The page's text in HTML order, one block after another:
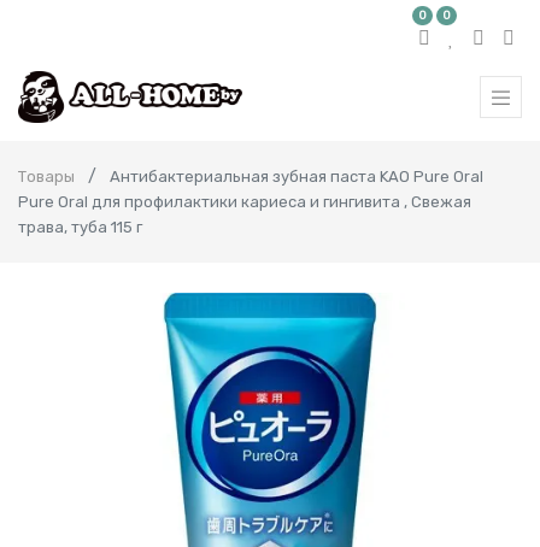
0 0
Товары
Антибактериальная зубная паста KAO Pure Oral
Pure Oral для профилактики кариеса и гингивита , Свежая
трава, туба 115 г